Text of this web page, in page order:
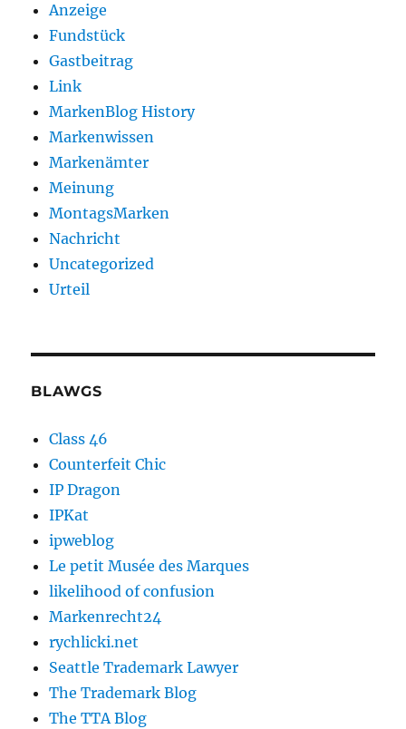
Anzeige
Fundstück
Gastbeitrag
Link
MarkenBlog History
Markenwissen
Markenämter
Meinung
MontagsMarken
Nachricht
Uncategorized
Urteil
BLAWGS
Class 46
Counterfeit Chic
IP Dragon
IPKat
ipweblog
Le petit Musée des Marques
likelihood of confusion
Markenrecht24
rychlicki.net
Seattle Trademark Lawyer
The Trademark Blog
The TTA Blog